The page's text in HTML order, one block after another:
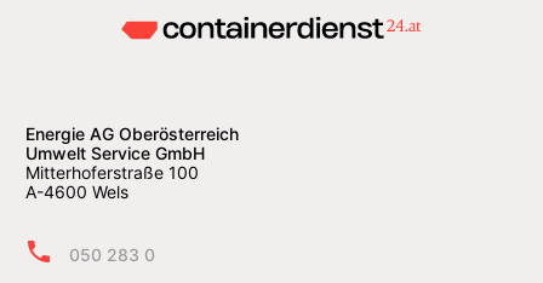
Energie AG Oberösterreich
Umwelt Service GmbH
Mitterhoferstraße 100
A-4600 Wels
050 283 0